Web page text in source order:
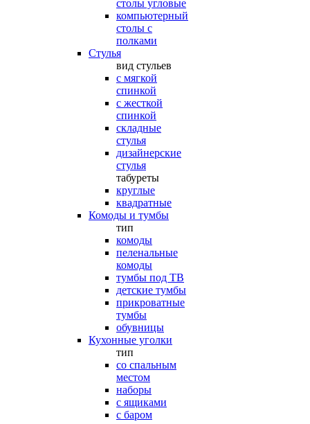
столы угловые
компьютерный
столы с
полками
Стулья
вид стульев
с мягкой
спинкой
с жесткой
спинкой
складные
стулья
дизайнерские
стулья
табуреты
круглые
квадратные
Комоды и тумбы
тип
комоды
пеленальные
комоды
тумбы под ТВ
детские тумбы
прикроватные
тумбы
обувницы
Кухонные уголки
тип
со спальным
местом
наборы
с ящиками
с баром